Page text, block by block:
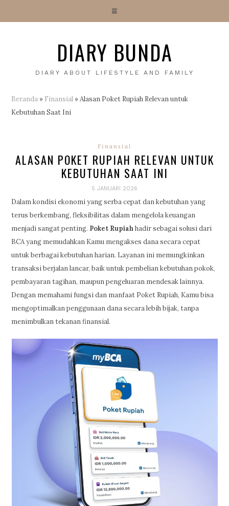
DIARY BUNDA
DIARY ABOUT LIFESTYLE AND FAMILY
Beranda » Finansial »Alasan Poket Rupiah Relevan untuk
Kebutuhan Saat Ini
Finansial
ALASAN POKET RUPIAH RELEVAN UNTUK
KEBUTUHAN SAAT INI
5 JANUARI 2026
Dalam kondisi ekonomi yang serba cepat dan kebutuhan yang
terus berkembang, fleksibilitas dalam mengelola keuangan
menjadi sangat penting. Poket Rupiahhadir sebagai solusi dari
BCA yang memudahkan Kamu mengakses dana secara cepat
untuk berbagai kebutuhan harian. Layanan ini memungkinkan
transaksi berjalan lancar, baik untuk pembelian kebutuhan pokok,
pembayaran tagihan, maupun pengeluaran mendesak lainnya.
Dengan memahami fungsi dan manfaat Poket Rupiah, Kamu bisa
mengoptimalkan penggunaan dana secara lebih bijak, tanpa
menimbulkan tekanan finansial.